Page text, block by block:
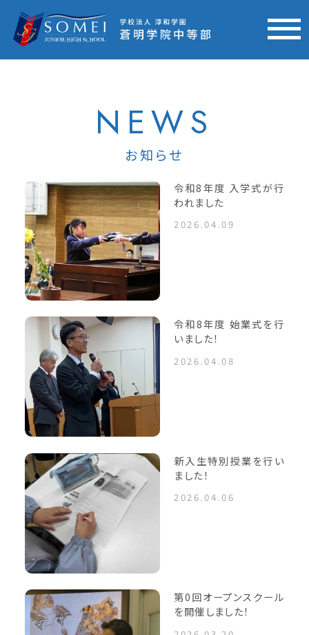
NEWS
お知らせ
令和8年度 入学式が行
われました
2026.04.09
令和8年度 始業式を行
いました！
2026.04.08
新入生特別授業を行い
ました！
2026.04.06
第0回オープンスクール
を開催しました！